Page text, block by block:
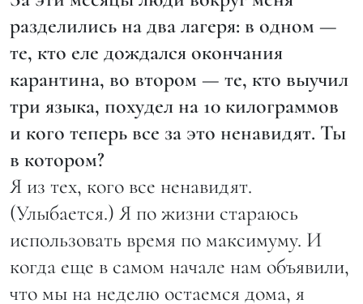
разделились на два лагеря: в одном —
те, кто еле дождался окончания
карантина, во втором — те, кто выучил
три языка, похудел на 10 килограммов
и кого теперь все за это ненавидят. Ты
в котором?
Я из тех, кого все ненавидят.
(Улыбается.) Я по жизни стараюсь
использовать время по максимуму. И
когда еще в самом начале нам объявили,
что мы на неделю остаемся дома, я